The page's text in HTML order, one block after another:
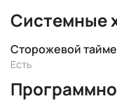
Системные
Сторожевой
Есть